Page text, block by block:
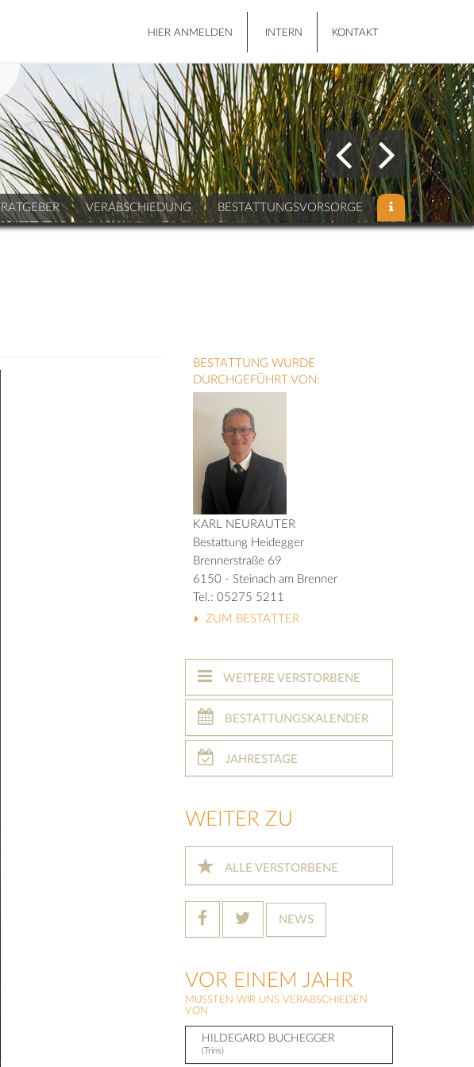
HIER ANMELDEN INTERN KONTAKT
RATGEBER VERABSCHIEDUNG BESTATTUNGSVORSORGE
BESTATTUNG WURDE
DURCHGEFÜHRT VON:
KARL NEURAUTER
Bestattung Heidegger
Brennerstraße 69
6150 - Steinach am Brenner
Tel.: 05275 5211
ZUM BESTATTER
WEITERE VERSTORBENE
BESTATTUNGSKALENDER
JAHRESTAGE
WEITER ZU
ALLE VERSTORBENE
NEWS
VOR EINEM JAHR
MUSSTEN WIR UNS VERABSCHIEDEN
VON
HILDEGARD BUCHEGGER
(Trins)